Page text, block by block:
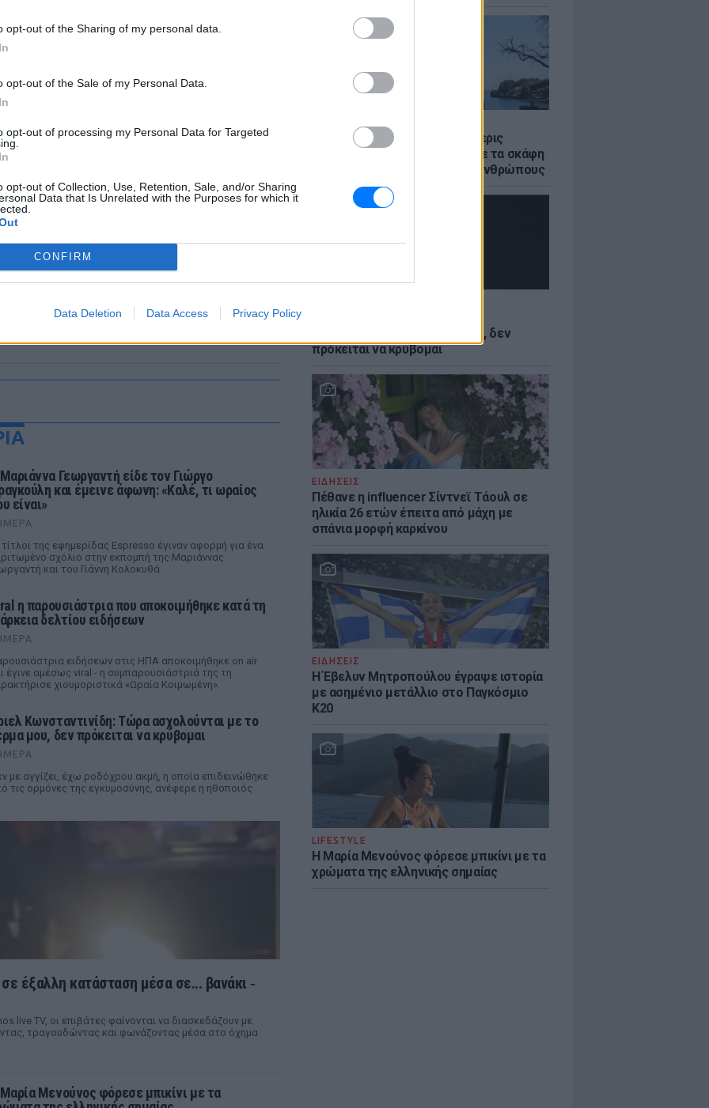
opt-out of the Sharing of my personal data.
opt-out of the Sale of my Personal Data.
opt-out of processing my Personal Data for Targeted
opt-out of Collection, Use, Retention, Sale, and/or Sharing
Data that Is Unrelated with the Purposes for which it
CONFIRM
Data Deletion Data Access Privacy Policy
Φωτιά στο Ρέθυμνο: Οι τέσσερις
«ήρωες της θάλασσας» που με τα σκάφη
τους έσωσαν πάνω από 100 ανθρώπους
ασχολούνται με το δέρμα μου, δεν
πρόκειται να κρύβομαι
ΕΙΔΗΣΕΙΣ
Πέθανε η influencer Σίντνεϊ Τάουλ σε
ηλικία 26 ετών έπειτα από μάχη με
σπάνια μορφή καρκίνου
ΕΙΔΗΣΕΙΣ
Η Έβελυν Μητροπούλου έγραψε ιστορία
με ασημένιο μετάλλιο στο Παγκόσμιο
Κ20
LIFESTYLE
Η Μαρία Μενούνος φόρεσε μπικίνι με τα
χρώματα της ελληνικής σημαίας
Γεωργαντή είδε τον Γιώργο
και έμεινε άφωνη: «Καλέ, τι ωραίος
είναι»
τίτλοι της εφημερίδας Espresso έγιναν αφορμή για ένα
σχόλιο στην εκπομπή της Μαριάννας
και του Γιάννη Κολοκυθά
η παρουσιάστρια που αποκοιμήθηκε κατά τη
δελτίου ειδήσεων
ειδήσεων στις ΗΠΑ αποκοιμήθηκε on air
έγινε αμέσως viral - η συμπαρουσιάστριά της τη
χιουμοριστικά «Ωραία Κοιμωμένη».
Κωνσταντινίδη: Τώρα ασχολούνται με το
μου, δεν πρόκειται να κρύβομαι
με αγγίζει, έχω ροδόχρου ακμή, η οποία επιδεινώθηκε
τις ορμόνες της εγκυμοσύνης, ανέφερε η ηθοποιός
έξαλλη κατάσταση μέσα σε... βανάκι ‑
live TV, οι επιβάτες φαίνονται να διασκεδάζουν με
τραγουδώντας και φωνάζοντας μέσα στο όχημα
Μενούνος φόρεσε μπικίνι με τα